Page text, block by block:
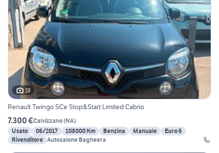
19
Renault Twingo SCe Stop&Start Limited Cabrio
7.300 €Calvizzano(NA)
Usato
06/2017 108000 Km Benzina Manuale
Euro 6
Rivenditore Autosalone Bagheera